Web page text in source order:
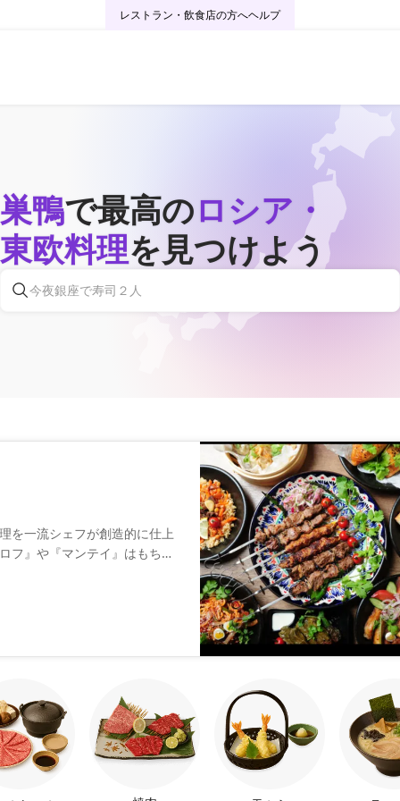
レストラン・飲食店の方へヘルプ
巣鴨で最高のロシア・
東欧料理を見つけよう
を一流シェフが創造的に仕上
フ』や『マンテイ』はもちろ